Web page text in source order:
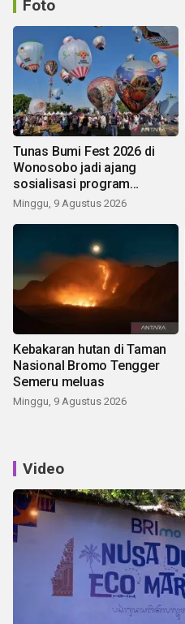
Foto
Tunas Bumi Fest 2026 di
Wonosobo jadi ajang
sosialisasi program
pemerintah lewat balon
Minggu, 9 Agustus 2026
Kebakaran hutan di Taman
Nasional Bromo Tengger
Semeru meluas
Minggu, 9 Agustus 2026
Video